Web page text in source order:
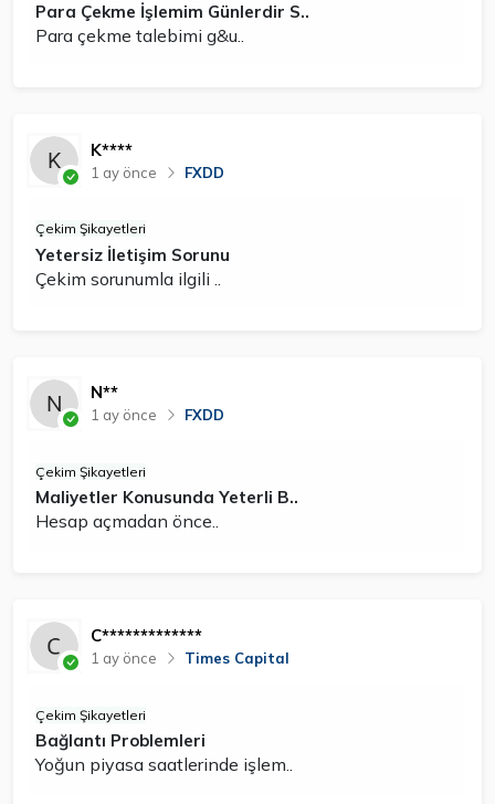
Para Çekme İşlemim Günlerdir S..
Para çekme talebimi g&u..
K****
1 ay önce FXDD
Çekim Şikayetleri
Yetersiz İletişim Sorunu
Çekim sorunumla ilgili ..
N**
1 ay önce FXDD
Çekim Şikayetleri
Maliyetler Konusunda Yeterli B..
Hesap açmadan önce..
C*************
1 ay önce Times Capital
Çekim Şikayetleri
Bağlantı Problemleri
Yoğun piyasa saatlerinde işlem..